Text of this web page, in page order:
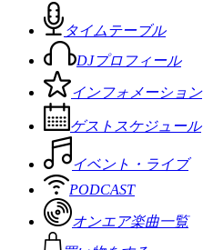
タイムテーブル
DJプロフィール
インフォメーション
ゲストスケジュール
イベント・ライブ
PODCAST
オンエア楽曲一覧